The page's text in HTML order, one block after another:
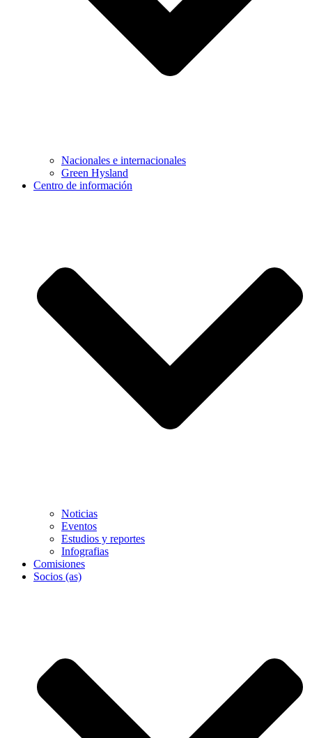
Nacionales e internacionales
Green Hysland
Centro de información
Noticias
Eventos
Estudios y reportes
Infografias
Comisiones
Socios (as)